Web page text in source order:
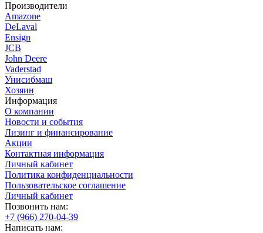
Производители
Amazone
DeLaval
Ensign
JCB
John Deere
Vaderstad
Унисибмаш
Хозяин
Информация
О компании
Новости и события
Лизинг и финансирование
Акции
Контактная информация
Личный кабинет
Политика конфиденциальности
Пользовательское соглашение
Личный кабинет
Позвонить нам:
+7 (966) 270-04-39
Написать нам: